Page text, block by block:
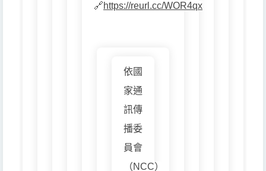
🔗https://reurl.cc/WOR4qx
依國
家通
訊傳
播委
員會
（NCC）